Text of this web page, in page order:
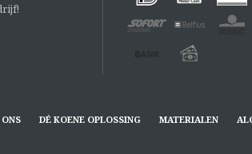
DÉ KOENE OPLOSSING MATERIALEN